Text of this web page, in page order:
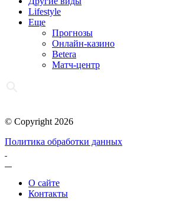
Lifestyle
Еще
Прогнозы
Онлайн-казино
Betera
Матч-центр
© Copyright 2026
Политика обработки данных
О сайте
Контакты